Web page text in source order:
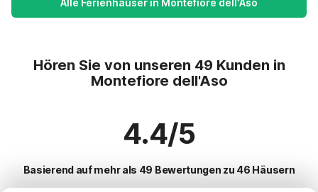
Alle Ferienhäuser in Montefiore dell'Aso
Hören Sie von unseren 49 Kunden in
Montefiore dell'Aso
4.4/5
Basierend auf mehr als 49 Bewertungen zu 46 Häusern